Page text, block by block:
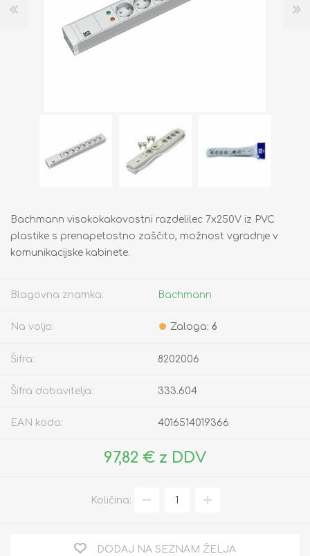
Bachmann visokokakovostni razdelilec 7x250V iz PVC
plastike s prenapetostno zaščito, možnost vgradnje v
komunikacijske kabinete.
Blagovna znamka: Bachmann
Na voljo: Zaloga: 6
Šifra: 8202006
Šifra dobavitelja: 333.604
EAN koda: 4016514019366
97,82 € z DDV
Količina:
DODAJ NA SEZNAM ŽELJA